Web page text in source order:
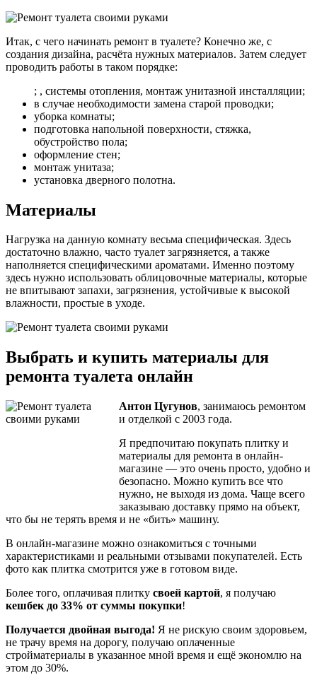
Итак, с чего начинать ремонт в туалете? Конечно же, с
создания дизайна, расчёта нужных материалов. Затем следует
проводить работы в таком порядке:
; , системы отопления, монтаж унитазной инсталляции;
в случае необходимости замена старой проводки;
уборка комнаты;
подготовка напольной поверхности, стяжка,
обустройство пола;
оформление стен;
монтаж унитаза;
установка дверного полотна.
Материалы
Нагрузка на данную комнату весьма специфическая. Здесь
достаточно влажно, часто туалет загрязняется, а также
наполняется специфическими ароматами. Именно поэтому
здесь нужно использовать облицовочные материалы, которые
не впитывают запахи, загрязнения, устойчивые к высокой
влажности, простые в уходе.
Выбрать и купить материалы для
ремонта туалета онлайн
Антон Цугунов, занимаюсь ремонтом
и отделкой с 2003 года.
Я предпочитаю покупать плитку и
материалы для ремонта в онлайн-
магазине — это очень просто, удобно и
безопасно. Можно купить все что
нужно, не выходя из дома. Чаще всего
заказываю доставку прямо на объект,
что бы не терять время и не «бить» машину.
В онлайн-магазине можно ознакомиться с точными
характеристиками и реальными отзывами покупателей. Есть
фото как плитка смотрится уже в готовом виде.
Более того, оплачивая плитку своей картой, я получаю
кешбек до 33% от суммы покупки!
Получается двойная выгода! Я не рискую своим здоровьем,
не трачу время на дорогу, получаю оплаченные
стройматериалы в указанное мной время и ещё экономлю на
этом до 30%.